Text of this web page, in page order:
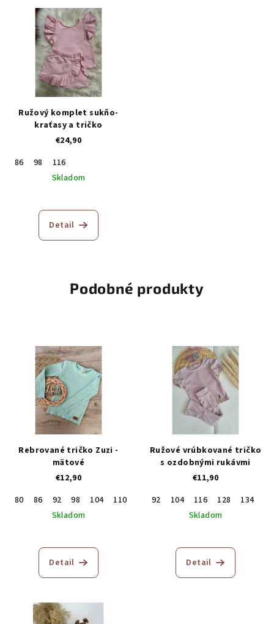
Ružový komplet sukňo-
kraťasy a tričko
€24,90
86
98
116
Skladom
Detail
Podobné produkty
Rebrované tričko Zuzi -
mätové
€12,90
80
86 92 98 104 110 122
128
Skladom
Detail
Ružové vrúbkované tričko
s ozdobnými rukávmi
€11,90
92
104 116 128 134
Skladom
Detail